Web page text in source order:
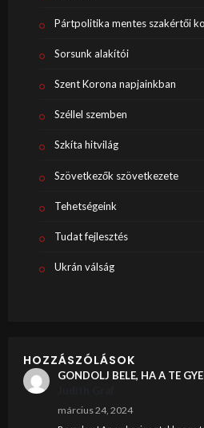
Pártpolitika mentes szakértői
Sorsunk alakítói
Szent Korona napjainkban
Széllel szemben
Szkíta hitvilág
Szövetkezők szövetkezete
Tehetségeink
Tudat fejlesztés
Ukrán válság
HOZZÁSZÓLÁSOK
GONDOLJ BELE, HA A TE
március 24, 2024